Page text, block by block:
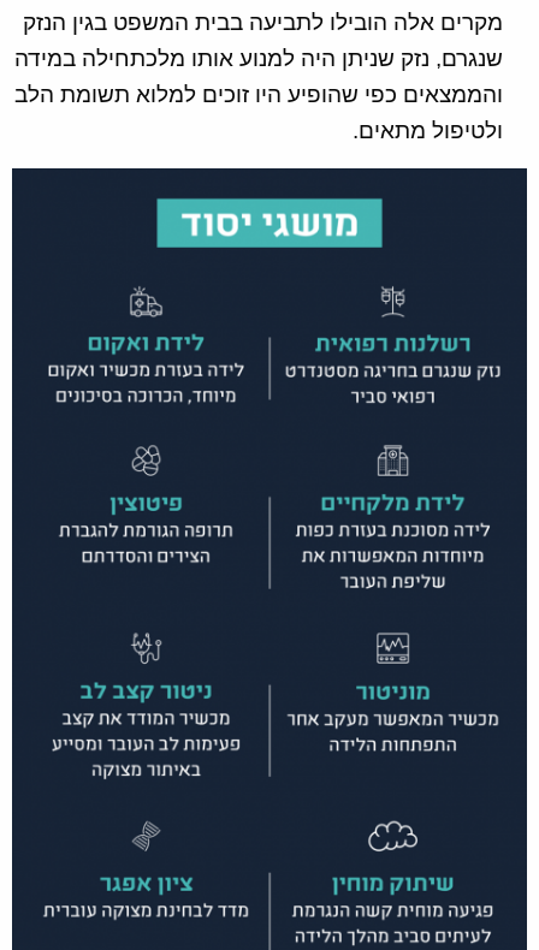
מקרים אלה הובילו לתביעה בבית המשפט בגין הנזק
שנגרם, נזק שניתן היה למנוע אותו מלכתחילה במידה
והממצאים כפי שהופיע היו זוכים למלוא תשומת הלב
ולטיפול מתאים.